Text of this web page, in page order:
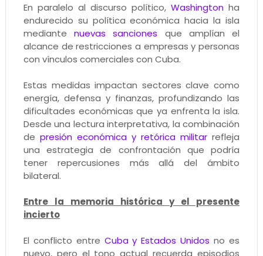
En paralelo al discurso político,Washington ha
endurecido su política económica hacia la isla
mediantenuevas sanciones que amplían el
alcance de restricciones a empresas y personas
con vínculos comerciales con Cuba.
Estas medidas impactan sectores clave como
energía, defensa y finanzas, profundizando las
dificultades económicas que ya enfrenta la isla.
Desde una lectura interpretativa, la combinación
de presión económica y retórica militar refleja
una estrategia de confrontación que podría
tener repercusiones más allá del ámbito
bilateral.
Entre la memoria histórica y el presente
incierto
El conflicto entre Cuba y Estados Unidos no es
nuevo, pero el tono actual recuerda episodios